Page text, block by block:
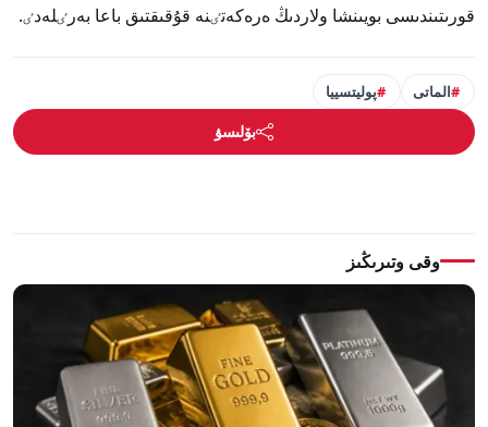
قورىتىندىسى بويىنشا ولاردىڭ ەرەكەتٸنە قۇقىقتىق باعا بەرٸلەدٸ.
الماتى پوليتسييا
بۆلىسۋ
وقى وتىرىڭىز